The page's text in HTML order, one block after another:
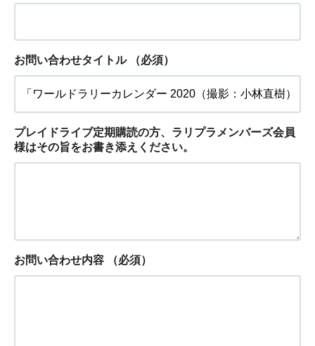
お問い合わせタイトル （必須）
プレイドライブ定期購読の方、ラリプラメンバーズ会員
様はその旨をお書き添えください。
お問い合わせ内容 （必須）